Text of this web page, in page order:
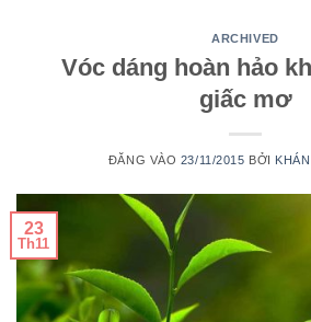
ARCHIVED
Vóc dáng hoàn hảo
giấc mơ
ĐĂNG VÀO 23/11/2015 BỞI
23
Th11